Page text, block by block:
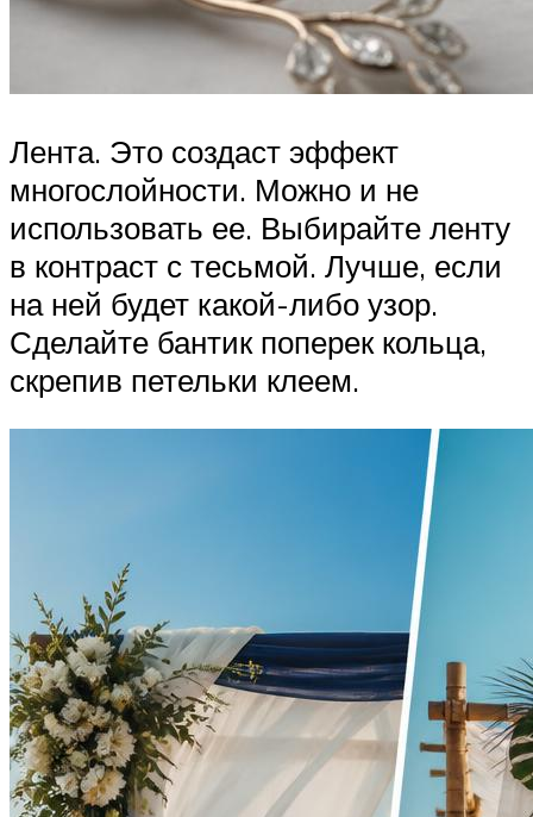
Лента. Это создаст эффект
многослойности. Можно и не
использовать ее. Выбирайте ленту
в контраст с тесьмой. Лучше, если
на ней будет какой-либо узор.
Сделайте бантик поперек кольца,
скрепив петельки клеем.